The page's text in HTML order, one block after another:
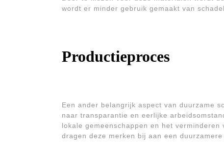
wordt er minder gebruik gemaakt van
Productieproces
Een ander belangrijk aspect van duurzame
naar transparantie en eerlijke
lokale gemeenschappen en het
dragen deze merken bij aan een duurzamere